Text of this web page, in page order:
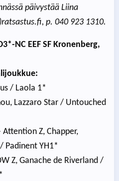
päivystää Liina
p. 040 923 1310.
NC EEF SF Kronenberg,
/ Laola 1*
Lazzaro Star / Untouched
Attention Z, Chapper,
Padinent YH1*
Z, Ganache de Riverland /